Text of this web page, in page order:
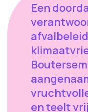
Een
en teelt